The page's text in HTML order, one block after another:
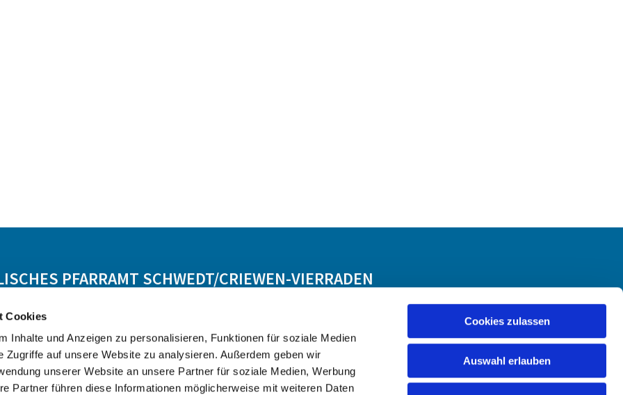
Cookies
Inhalte und Anzeigen zu personalisieren, Funktionen für soziale Medien
Zugriffe auf unsere Website zu analysieren. Außerdem geben wir
unserer Website an unsere Partner für soziale Medien, Werbung
Partner führen diese Informationen möglicherweise mit weiteren Daten
Cookies zulassen
Auswahl erlauben
PFARRAMT SCHWEDT/CRIEWEN-VIERRADEN
Lebensbegleitung